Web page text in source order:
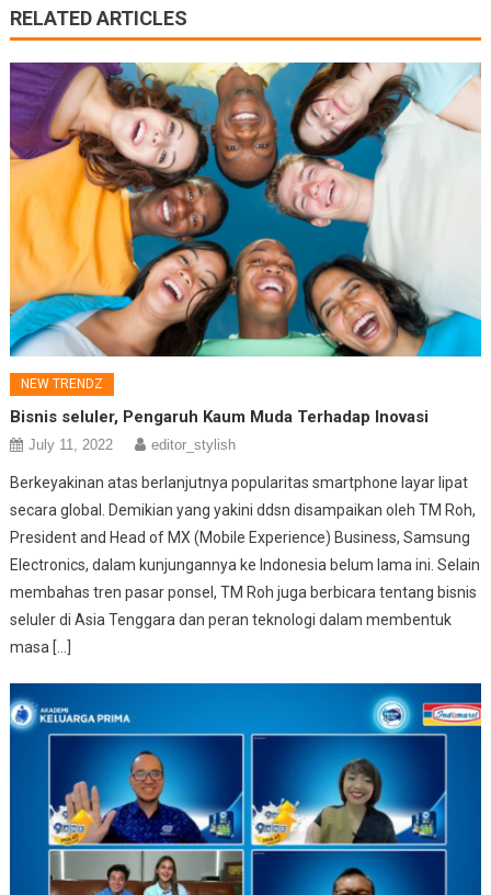
RELATED ARTICLES
NEW TRENDZ
Bisnis seluler, Pengaruh Kaum Muda Terhadap Inovasi
July 11, 2022 editor_stylish
Berkeyakinan atas berlanjutnya popularitas smartphone layar lipat
secara global. Demikian yang yakini ddsn disampaikan oleh TM Roh,
President and Head of MX (Mobile Experience) Business, Samsung
Electronics, dalam kunjungannya ke Indonesia belum lama ini. Selain
membahas tren pasar ponsel, TM Roh juga berbicara tentang bisnis
seluler di Asia Tenggara dan peran teknologi dalam membentuk
masa […]